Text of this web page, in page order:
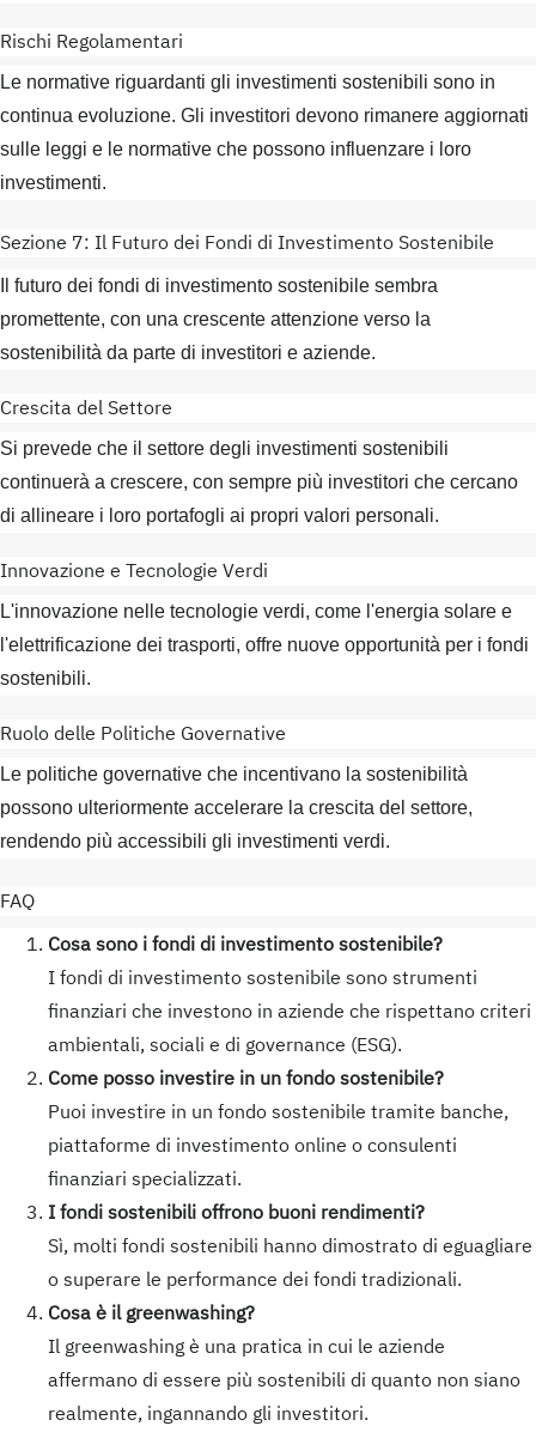
Rischi Regolamentari
Le normative riguardanti gli investimenti sostenibili sono in
continua evoluzione. Gli investitori devono rimanere aggiornati
sulle leggi e le normative che possono influenzare i loro
investimenti.
Sezione 7: Il Futuro dei Fondi di Investimento Sostenibile
Il futuro dei fondi di investimento sostenibile sembra
promettente, con una crescente attenzione verso la
sostenibilità da parte di investitori e aziende.
Crescita del Settore
Si prevede che il settore degli investimenti sostenibili
continuerà a crescere, con sempre più investitori che cercano
di allineare i loro portafogli ai propri valori personali.
Innovazione e Tecnologie Verdi
L'innovazione nelle tecnologie verdi, come l'energia solare e
l'elettrificazione dei trasporti, offre nuove opportunità per i fondi
sostenibili.
Ruolo delle Politiche Governative
Le politiche governative che incentivano la sostenibilità
possono ulteriormente accelerare la crescita del settore,
rendendo più accessibili gli investimenti verdi.
FAQ
Cosa sono i fondi di investimento sostenibile?
I fondi di investimento sostenibile sono strumenti
finanziari che investono in aziende che rispettano criteri
ambientali, sociali e di governance (ESG).
Come posso investire in un fondo sostenibile?
Puoi investire in un fondo sostenibile tramite banche,
piattaforme di investimento online o consulenti
finanziari specializzati.
I fondi sostenibili offrono buoni rendimenti?
Sì, molti fondi sostenibili hanno dimostrato di eguagliare
o superare le performance dei fondi tradizionali.
Cosa è il greenwashing?
Il greenwashing è una pratica in cui le aziende
affermano di essere più sostenibili di quanto non siano
realmente, ingannando gli investitori.